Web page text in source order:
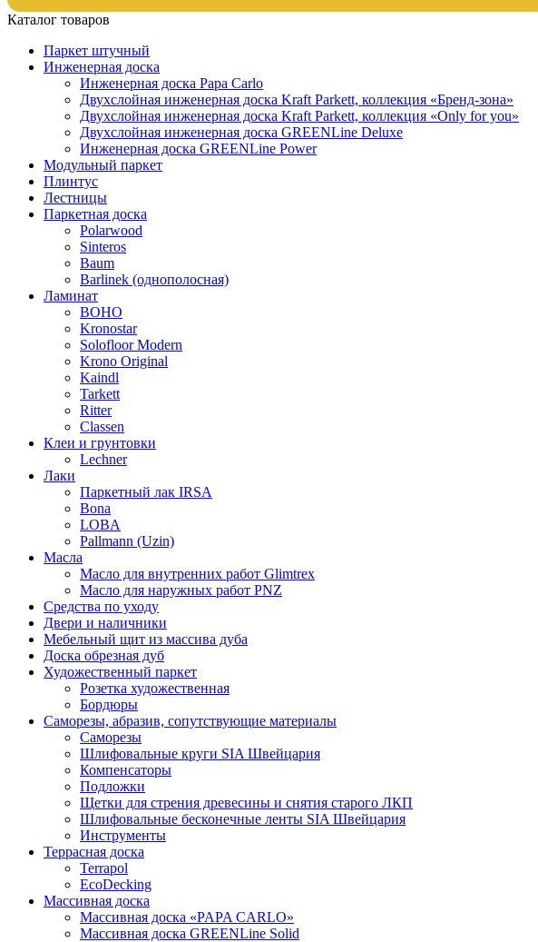
Каталог товаров
Паркет штучный
Инженерная доска
Инженерная доска Papa Carlo
Двухслойная инженерная доска Kraft Parkett, коллекция «Бренд-зона»
Двухслойная инженерная доска Kraft Parkett, коллекция «Only for you»
Двухслойная инженерная доска GREENLine Deluxe
Инженерная доска GREENLine Power
Модульный паркет
Плинтус
Лестницы
Паркетная доска
Polarwood
Sinteros
Baum
Barlinek (однополосная)
Ламинат
BOHO
Kronostar
Solofloor Modern
Krono Original
Kaindl
Tarkett
Ritter
Classen
Клеи и грунтовки
Lechner
Лаки
Паркетный лак IRSA
Bona
LOBA
Pallmann (Uzin)
Масла
Масло для внутренних работ Glimtrex
Масло для наружных работ PNZ
Средства по уходу
Двери и наличники
Мебельный щит из массива дуба
Доска обрезная дуб
Художественный паркет
Розетка художественная
Бордюры
Саморезы, абразив, сопутствующие материалы
Саморезы
Шлифовальные круги SIA Швейцария
Компенсаторы
Подложки
Щетки для стрения древесины и снятия старого ЛКП
Шлифовальные бесконечные ленты SIA Швейцария
Инструменты
Террасная доска
Terrapol
EcoDecking
Массивная доска
Массивная доска «PAPA CARLO»
Массивная доска GREENLine Solid